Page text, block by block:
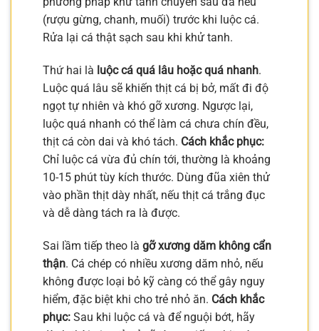
(rượu gừng, chanh, muối) trước khi luộc cá.
Rửa lại cá thật sạch sau khi khử tanh.
Thứ hai là luộc cá quá lâu hoặc quá nhanh.
Luộc quá lâu sẽ khiến thịt cá bị bở, mất đi độ
ngọt tự nhiên và khó gỡ xương. Ngược lại,
luộc quá nhanh có thể làm cá chưa chín đều,
thịt cá còn dai và khó tách. Cách khắc phục:
Chỉ luộc cá vừa đủ chín tới, thường là khoảng
10-15 phút tùy kích thước. Dùng đũa xiên thử
vào phần thịt dày nhất, nếu thịt cá trắng đục
và dễ dàng tách ra là được.
Sai lầm tiếp theo là gỡ xương dăm không cẩn
thận. Cá chép có nhiều xương dăm nhỏ, nếu
không được loại bỏ kỹ càng có thể gây nguy
hiểm, đặc biệt khi cho trẻ nhỏ ăn. Cách khắc
phục: Sau khi luộc cá và để nguội bớt, hãy